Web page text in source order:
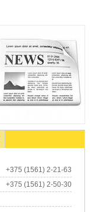
+375 (1561) 2-21-63
+375 (1561) 2-50-30